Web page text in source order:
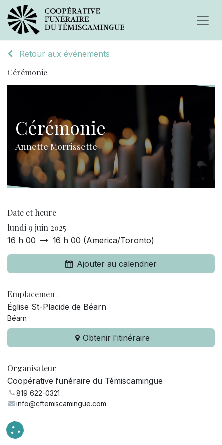
Retour aux événements
Cérémonie
Cérémonie
Annette Morrissette
Date et heure
lundi 9 juin 2025
16 h 00 16 h 00 (America/Toronto)
Ajouter au calendrier
Emplacement
Église St-Placide de Béarn
Béarn
Obtenir l'itinéraire
Organisateur
Coopérative funéraire du Témiscamingue
819 622-0321
info@cftemiscamingue.com